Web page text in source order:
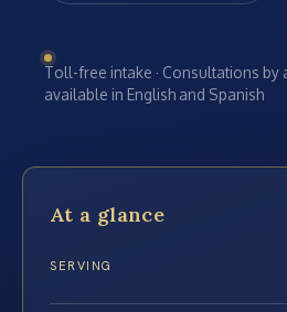
Toll-free intake · Consultations by
available in English and Spanish
At a glance
SERVING